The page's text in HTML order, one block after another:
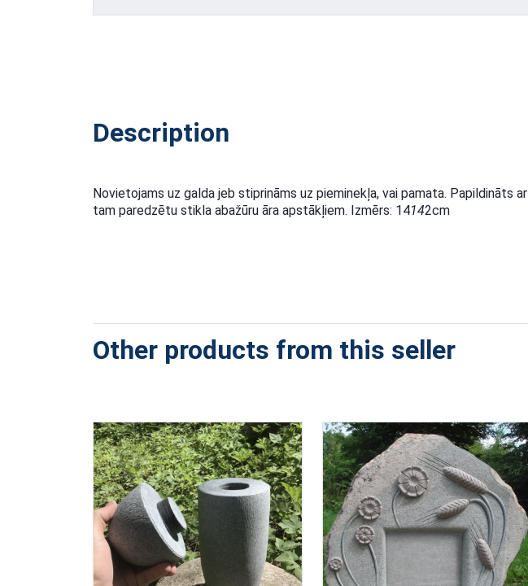
Description
Novietojams uz galda jeb stiprināms uz pieminekļa, vai pamata. Papildināts ar
tam paredzētu stikla abažūru āra apstākļiem. Izmērs: 14142cm
Other products from this seller